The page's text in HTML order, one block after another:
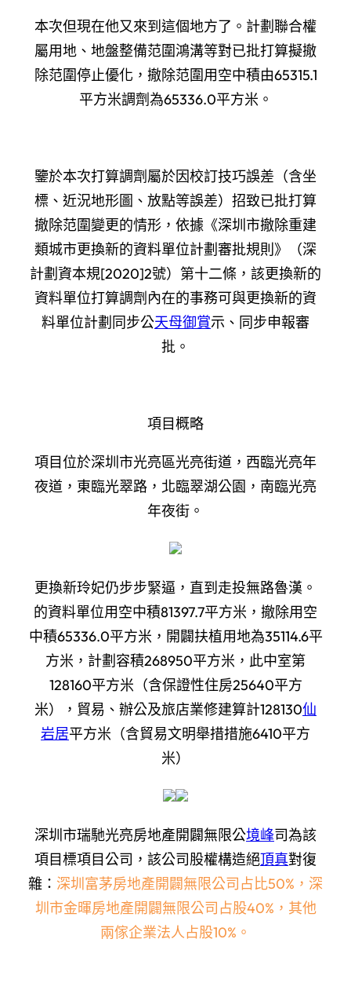
本次但現在他又來到這個地方了。計劃聯合權
屬用地、地盤整備范圍鴻溝等對已批打算擬撤
除范圍停止優化，撤除范圍用空中積由65315.1
平方米調劑為65336.0平方米。
鑒於本次打算調劑屬於因校訂技巧誤差（含坐
標、近況地形圖、放點等誤差）招致已批打算
撤除范圍變更的情形，依據《深圳市撤除重建
類城市更換新的資料單位計劃審批規則》（深
計劃資本規[2020]2號）第十二條，該更換新的
資料單位打算調劑內在的事務可與更換新的資
料單位計劃同步公天母御賞示、同步申報審
批。
項目概略
項目位於深圳市光亮區光亮街道，西臨光亮年
夜道，東臨光翠路，北臨翠湖公園，南臨光亮
年夜街。
更換新玲妃仍步步緊逼，直到走投無路魯漢。
的資料單位用空中積81397.7平方米，撤除用空
中積65336.0平方米，開闢扶植用地為35114.6平
方米，計劃容積268950平方米，此中室第
128160平方米（含保證性住房25640平方
米），貿易、辦公及旅店業修建算計128130仙
岩居平方米（含貿易文明舉措措施6410平方
米）
深圳市瑞馳光亮房地產開闢無限公境峰司為該
項目標項目公司，該公司股權構造絕頂真對復
雜： 深圳富茅房地產開闢無限公司占比50%，深
圳市金暉房地產開闢無限公司占股40%，其他
兩傢企業法人占股10%。